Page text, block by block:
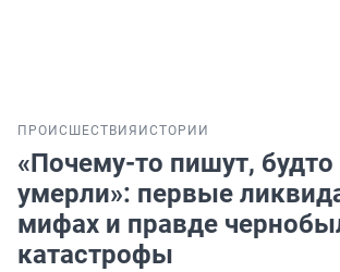
ПРОИСШЕСТВИЯ ИСТОРИИ
«Почему-то пишут,
умерли»: первые
мифах и правде
катастрофы